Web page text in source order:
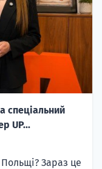
спеціальний
UP...
Польщі? Зараз це